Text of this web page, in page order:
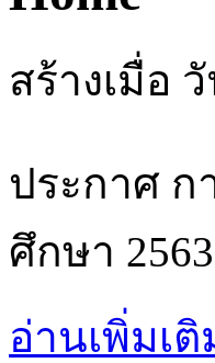
สร้างเมื่อ
ประกาศ ก
ศึกษา 2563
อ่านเพิ่มเติ